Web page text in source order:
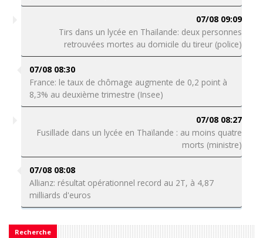
07/08 09:09
Tirs dans un lycée en Thaïlande: deux personnes
retrouvées mortes au domicile du tireur (police)
07/08 08:30
France: le taux de chômage augmente de 0,2 point à
8,3% au deuxième trimestre (Insee)
07/08 08:27
Fusillade dans un lycée en Thaïlande : au moins quatre
morts (ministre)
07/08 08:08
Allianz: résultat opérationnel record au 2T, à 4,87
milliards d'euros
Recherche